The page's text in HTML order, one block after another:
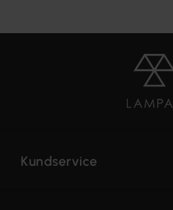
Kundservice